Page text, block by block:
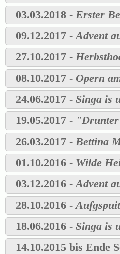
03.03.2018 - Erster
09.12.2017 -Advent
27.10.2017 -
08.10.2017 - Opern
24.06.2017 - Singa is
19.05.2017 -
26.03.2017 - Bettina
01.10.2016 - Wilde
03.12.2016 -Advent
28.10.2016 -
18.06.2016 - Singa is
14.10.2015 bis Ende